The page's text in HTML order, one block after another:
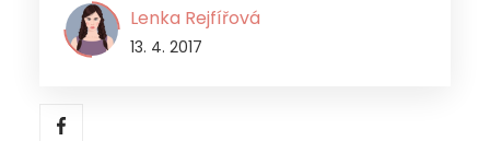
Lenka Rejfířová
13. 4. 2017